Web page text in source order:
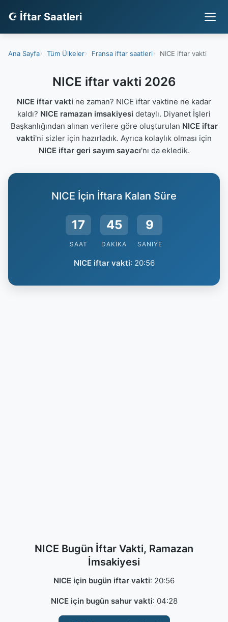
☪ İftar Saatleri
Ana Sayfa Tüm Ülkeler Fransa iftar saatleri NICE iftar vakti
NICE iftar vakti 2026
NICE iftar vakti ne zaman? NICE iftar vaktine ne kadar
kaldı? NICE ramazan imsakiyesi detaylı. Diyanet İşleri
Başkanlığından alınan verilere göre oluşturulan NICE iftar
vakti'ni sizler için hazırladık. Ayrıca kolaylık olması için
NICE iftar geri sayım sayacı'nı da ekledik.
NICE İçin İftara Kalan Süre
17
SAAT
45
DAKIKA
9
SANIYE
NICE iftar vakti: 20:56
NICE Bugün İftar Vakti, Ramazan
İmsakiyesi
NICE için bugün iftar vakti: 20:56
NICE için bugün sahur vakti: 04:28